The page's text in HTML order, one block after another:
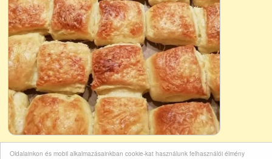
Oldalainkon és mobil alkalmazásainkban cookie-kat használunk felhasználói élmény